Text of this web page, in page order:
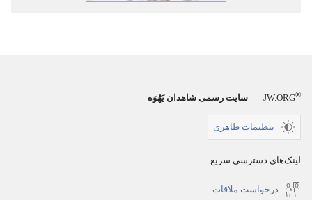
JW.ORG® — سایت رسمی شاهدان یَهُوَه
تنظیمات ظاهری
لینک‌های دسترسی سریع
درخواست ملاقات